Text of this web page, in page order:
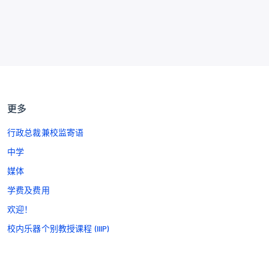
更多
行政总裁兼校监寄语
中学
媒体
学费及费用
欢迎！
校内乐器个别教授课程 (IIIP)